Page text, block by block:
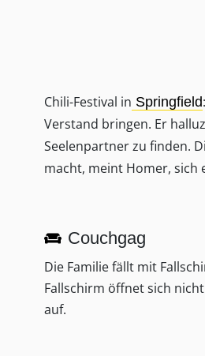
Chili-Festival in Springfield
Verstand bringen. Er
Seelenpartner zu finden.
macht, meint Homer, sich
Couchgag
Die Familie fällt mit
Fallschirm öffnet sich
auf.